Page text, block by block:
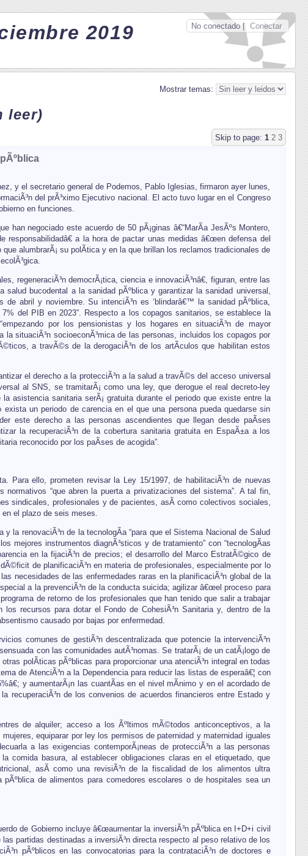
No conectado | Conectar
2019
Mostrar temas:
leer)
Skip to page: 1 2 3
y el secretario general de Podemos, Pablo Iglesias, firmaron ayer lunes,
del prÃ³ximo Ejecutivo nacional. El acto tuvo lugar en el Congreso
en funciones.
han negociado este acuerdo de 50 pÃ¡ginas â€“MarÃ­a JesÃºs Montero,
a la hora de pactar unas medidas â€œen defensa del
alumbrarÃ¡ su polÃ­tica y en la que brillan los reclamos tradicionales de
regeneraciÃ³n democrÃ¡tica, ciencia e innovaciÃ³nâ€, figuran, entre las
bucodental a la sanidad pÃºblica y garantizar la sanidad universal,
abril y noviembre. Su intenciÃ³n es ‘blindarâ€™ la sanidad pÃºblica,
del PIB en 2023”. Respecto a los copagos sanitarios, se establece la
por los pensionistas y los hogares en situaciÃ³n de mayor
situaciÃ³n socioeconÃ³mica de las personas, incluidos los copagos por
a travÃ©s de la derogaciÃ³n de los artÃ­culos que habilitan estos
el derecho a la protecciÃ³n a la salud a travÃ©s del acceso universal
al SNS, se tramitarÃ¡ como una ley, que derogue el real decreto-ley
asistencia sanitaria serÃ¡ gratuita durante el periodo que existe entre la
un periodo de carencia en el que una persona pueda quedarse sin
este derecho a las personas ascendientes que llegan desde paÃ­ses
la recuperaciÃ³n de la cobertura sanitaria gratuita en EspaÃ±a a los
reconocido por los paÃ­ses de acogida”.
Para ello, prometen revisar la Ley 15/1997, de habilitaciÃ³n de nuevas
“que abren la puerta a privatizaciones del sistema”. A tal fin,
sindicales, profesionales y de pacientes, asÃ­ como colectivos sociales,
el plazo de seis meses.
la renovaciÃ³n de la tecnologÃ­a “para que el Sistema Nacional de Salud
mejores instrumentos diagnÃ³sticos y de tratamiento” con “tecnologÃ­as
en la fijaciÃ³n de precios; el desarrollo del Marco EstratÃ©gico de
de planificaciÃ³n en materia de profesionales, especialmente por lo
necesidades de las enfermedades raras en la planificaciÃ³n global de la
a la prevenciÃ³n de la conducta suicida; agilizar â€œel proceso para
de retorno de los profesionales que han tenido que salir a trabajar
recursos para dotar el Fondo de CohesiÃ³n Sanitaria y, dentro de la
causado por bajas por enfermedad.
comunes de gestiÃ³n descentralizada que potencie la intervenciÃ³n
con las comunidades autÃ³nomas. Se tratarÃ¡ de un catÃ¡logo de
polÃ­ticas pÃºblicas para proporcionar una atenciÃ³n integral en todas
de AtenciÃ³n a la Dependencia para reducir las listas de esperaâ€¦ con
y aumentarÃ¡n las cuantÃ­as en el nivel mÃ­nimo y en el acordado de
recuperaciÃ³n de los convenios de acuerdos financieros entre Estado y
de alquiler; acceso a los Ãºltimos mÃ©todos anticonceptivos, a la
equiparar por ley los permisos de paternidad y maternidad iguales
a las exigencias contemporÃ¡neas de protecciÃ³n a las personas
comida basura, al establecer obligaciones claras en el etiquetado, que
asÃ­ como una revisiÃ³n de la fiscalidad de los alimentos ultra
de alimentos para comedores escolares o de hospitales sea un
de Gobierno incluye â€œaumentar la inversiÃ³n pÃºblica en I+D+i civil
partidas destinadas a inversiÃ³n directa respecto al peso relativo de los
pÃºblicos en las convocatorias para la contrataciÃ³n de doctores e